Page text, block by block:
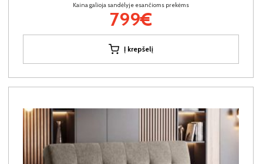
Kaina galioja sandėlyje esančioms prekėms
799€
Į krepšelį